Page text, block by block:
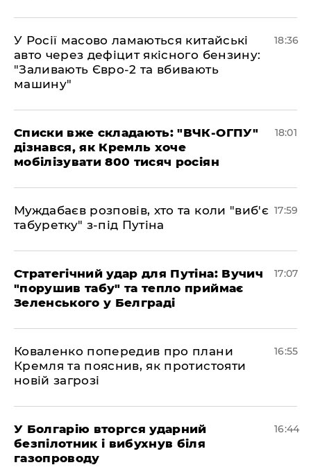
У Росії масово ламаються китайські
авто через дефіцит якісного бензину:
"Заливають Євро-2 та вбивають
машину"
18:36
Списки вже складають: "ВЧК-ОГПУ"
дізнався, як Кремль хоче
мобілізувати 800 тисяч росіян
18:01
Муждабаєв розповів, хто та коли "виб'є
табуретку" з-під Путіна
17:59
Стратегічний удар для Путіна: Вучич
"порушив табу" та тепло приймає
Зеленського у Белграді
17:07
Коваленко попередив про плани
Кремля та пояснив, як протистояти
новій загрозі
16:55
У Болгарію вторгся ударний
безпілотник і вибухнув біля
газопроводу
16:44